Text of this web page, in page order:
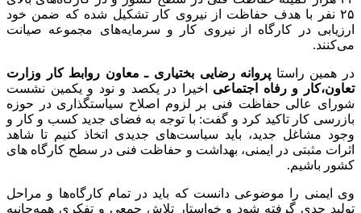
ارتقای سطح ایمنی و سلامت کارگران در محیط کار از رئوس مهم
برنامه‌های معاونت روابط کار در دور جدید است و به همین منظور
وی خواستار اعزام بازرسان کار ماهر از تهران و استان‌های دیگر به
کارگاه‌ها شده تا مسایل ایمنی را مورد بررسی قرار دهند.
طبق آخرین آمار نزدیک به ۸۵۰ بازرس کار در سطح کشور وجود
دارد که به عنوان ناظر و ضابط قضایی فعال هستند و مسایل و
موضوعات مربوط به حوزه روابط کار،رعایت ایمنی و حوادث کار را
بررسی می‌کنند.در یکصد و نود و یکمین نشست شورای عالی
حفاظت فنی، به روزرسانی و اجرایی شدن دستورالعمل ارزیابی
ریسک در معادن مطرح شد.همچنین در خصوص اقدامات وزارت کار
برای ایمن‌سازی معادن، گزارشی از انجام مراحل نهایی ابلاغ
دستورالعمل مذکور با همکاری وزارت صمت و شرکای اجتماعی
ارائه شد.